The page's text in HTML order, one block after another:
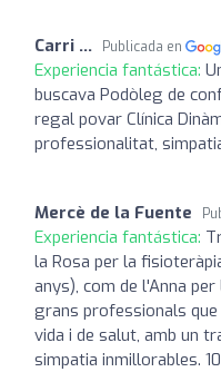
Carri ... Publicada en
Experiencia fantástica:
buscava Podòleg de
regal povar Clínica
professionalitat,
Mercè de la Fuente
Experiencia fantástica:
la Rosa per la
anys), com de l'Anna
grans professionals
vida i de salut, amb un
simpatia inmillorables.